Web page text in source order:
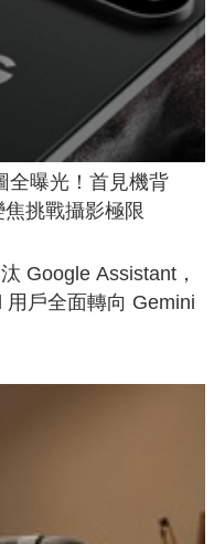
全曝光！首見機背
焦挑戰攝影極限
Google Assistant，
用戶全面轉向 Gemini